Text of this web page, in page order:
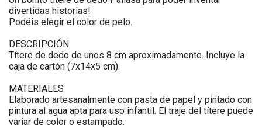
divertidas historias!
Podéis elegir el color de pelo.
DESCRIPCIÓN
Títere de dedo de unos 8 cm aproximadamente. Incluye la
caja de cartón (7x14x5 cm).
MATERIALES
Elaborado artesanalmente con pasta de papel y pintado con
pintura al agua apta para uso infantil. El traje del títere puede
variar de color o estampado.